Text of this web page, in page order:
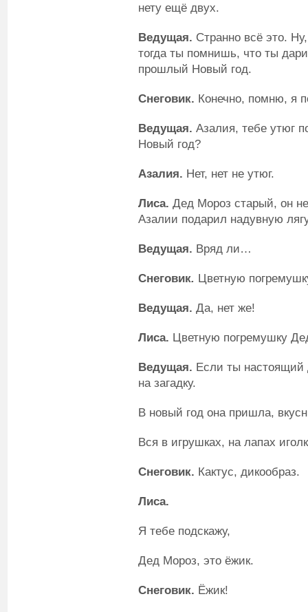
нету ещё двух.
Ведущая. Странно всё это.
тогда ты помнишь, что ты
прошлый Новый год.
Снеговик. Конечно, помню, я
Ведущая. Азалия, тебе утюг
Новый год?
Азалия. Нет, нет не утюг.
Лиса. Дед Мороз старый, он
Азалии подарил надувную
Ведущая. Вряд ли…
Снеговик. Цветную
Ведущая. Да, нет же!
Лиса. Цветную погремушку
Ведущая. Если ты настоящий
на загадку.
В новый год она пришла,
Вся в игрушках, на лапах
Снеговик. Кактус, дикообраз.
Лиса.
Я тебе подскажу,
Дед Мороз, это ёжик.
Снеговик. Ёжик!